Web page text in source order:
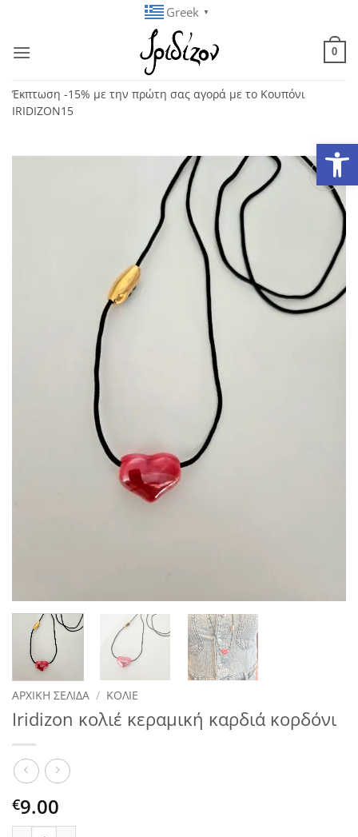
περιεχόμενο
Greek ▼
0
Έκπτωση -15% με την πρώτη σας αγορά με το Κουπόνι
IRIDIZON15
Add to
ΑΡΧΙΚΉ ΣΕΛΊΔΑ / ΚΟΛΙΈ
Iridizon κολιέ κεραμική καρδιά κορδόνι
€9.00
Iridizon κολιέ κεραμική καρδιά κορδόνι ποσότητα